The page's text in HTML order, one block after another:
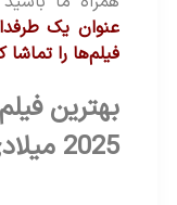
عنوان یک
فیلم‌ها را تماشا
2025 میلادی